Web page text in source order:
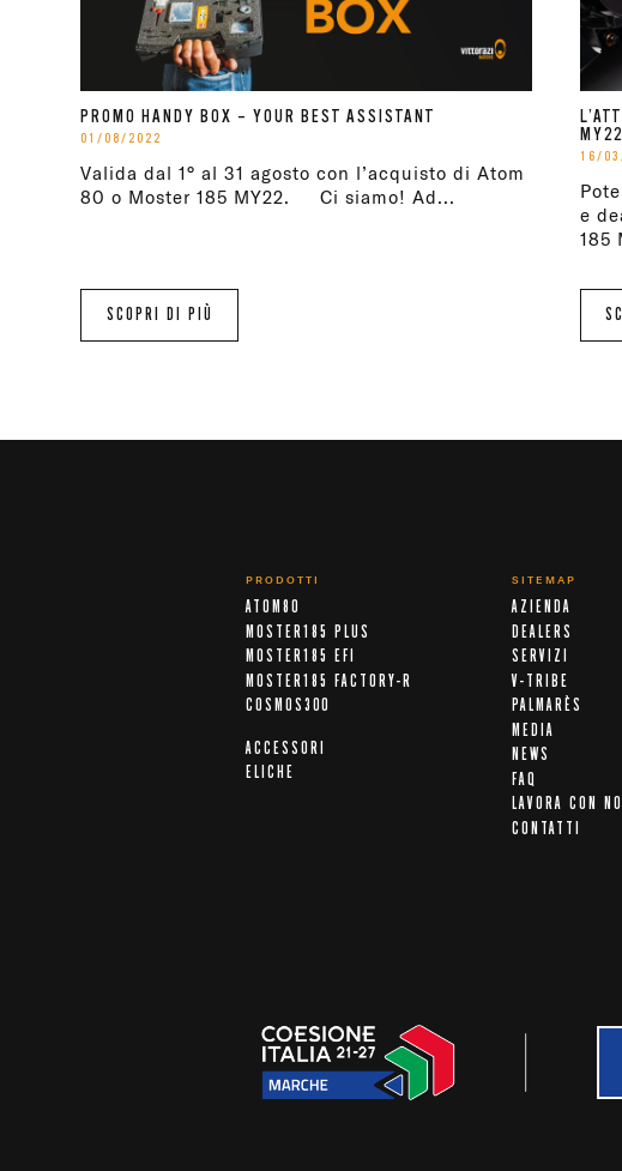
PROMO HANDY BOX – YOUR BEST ASSISTANT
01/08/2022
Valida dal 1° al 31 agosto con l’acquisto di Atom
80 o Moster 185 MY22. Ci siamo! Ad...
SCOPRI DI PIÙ
MY22
16/
e
185
PRODOTTI
ATOM80
MOSTER185 PLUS
MOSTER185 EFI
MOSTER185 FACTORY-R
COSMOS300
ACCESSORI
ELICHE
SITEMAP
AZIENDA
DEALERS
SERVIZI
V-TRIBE
PALMARÈS
MEDIA
NEWS
FAQ
LAVORA CON NOI
CONTATTI